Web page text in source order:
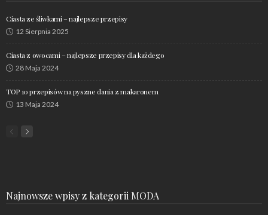
Ciasta ze śliwkami – najlepsze przepisy
12 Sierpnia 2025
Ciasta z owocami – najlepsze przepisy dla każdego
28 Maja 2024
TOP 10 przepisów na pyszne dania z makaronem
13 Maja 2024
Najnowsze wpisy z kategorii MODA